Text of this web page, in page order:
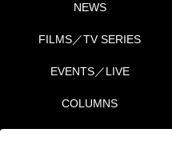
NEWS
FILMS／TV SERIES
EVENTS／LIVE
COLUMNS